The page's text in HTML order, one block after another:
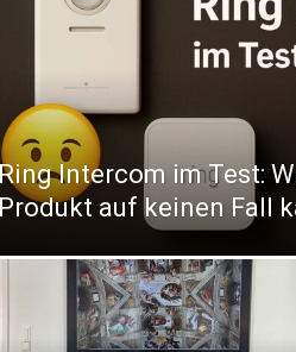
Intercom im Test:
auf keinen Fall